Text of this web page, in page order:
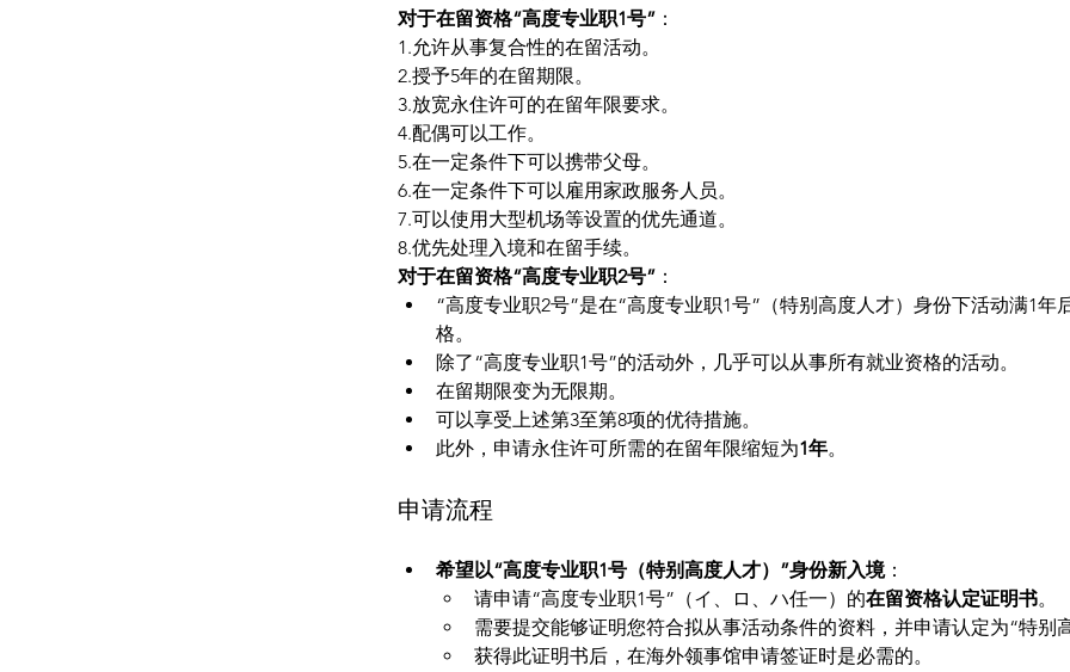
对于在留资格“高度专业职1号” ：
1.允许从事复合性的在留活动。
2.授予5年的在留期限。
3.放宽永住许可的在留年限要求。
4.配偶可以工作。
5.在一定条件下可以携带父母。
6.在一定条件下可以雇用家政服务人员。
7.可以使用大型机场等设置的优先通道。
8.优先处理入境和在留手续。
对于在留资格“高度专业职2号” ：
“高度专业职2号”是在“高度专业职1号”（特别高度人才）身份下活动满1年
格。
除了“高度专业职1号”的活动外，几乎可以从事所有就业资格的活动。
在留期限变为无限期。
可以享受上述第3至第8项的优待措施。
此外，申请永住许可所需的在留年限缩短为1年。
申请流程
希望以“高度专业职1号（特别高度人才）”身份新入境：
请申请“高度专业职1号”（イ、ロ、ハ任一）的在留资格认定证明书。
需要提交能够证明您符合拟从事活动条件的资料，并申请认定为“特别
获得此证明书后，在海外领事馆申请签证时是必需的。